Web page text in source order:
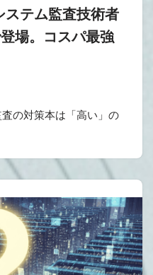
ステム監査技術者
場。コスパ最強
の対策本は「高い」の